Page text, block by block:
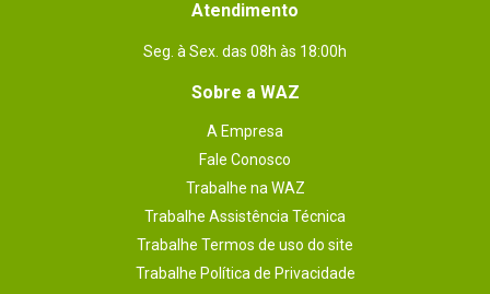
Atendimento
Seg. à Sex. das 08h às 18:00h
Sobre a WAZ
A Empresa
Fale Conosco
Trabalhe na WAZ
Trabalhe Assistência Técnica
Trabalhe Termos de uso do site
Trabalhe Política de Privacidade